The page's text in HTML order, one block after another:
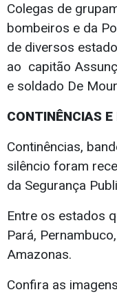
Colegas de
bombeiros e da
de diversos
ao capitão
e soldado De
CONTINÊNCIAS
Continências,
silêncio foram
da Segurança
Entre os estados
Pará,
Amazonas.
Confira as